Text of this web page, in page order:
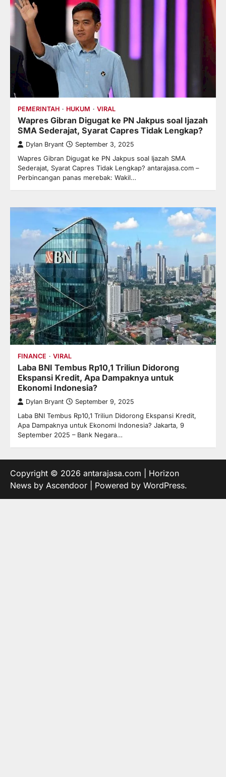
PEMERINTAH HUKUM VIRAL
Wapres Gibran Digugat ke PN Jakpus soal Ijazah
SMA Sederajat, Syarat Capres Tidak Lengkap?
Dylan Bryant September 3, 2025
Wapres Gibran Digugat ke PN Jakpus soal Ijazah SMA
Sederajat, Syarat Capres Tidak Lengkap? antarajasa.com –
Perbincangan panas merebak: Wakil…
FINANCE VIRAL
Laba BNI Tembus Rp10,1 Triliun Didorong
Ekspansi Kredit, Apa Dampaknya untuk
Ekonomi Indonesia?
Dylan Bryant September 9, 2025
Laba BNI Tembus Rp10,1 Triliun Didorong Ekspansi Kredit,
Apa Dampaknya untuk Ekonomi Indonesia? Jakarta, 9
September 2025 – Bank Negara…
Copyright © 2026 antarajasa.com | Horizon
News by Ascendoor | Powered by WordPress.